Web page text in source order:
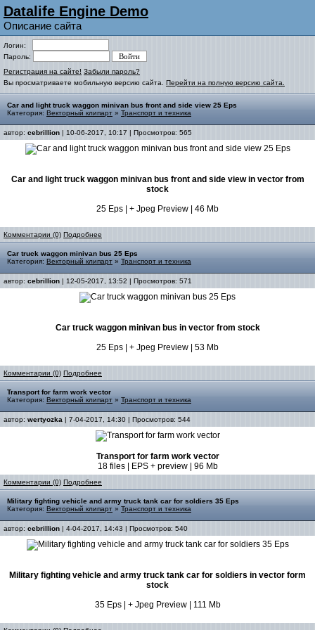
Datalife Engine Demo
Описание сайта
Логин:
Пароль:
Регистрация на сайте! Забыли пароль?
Вы просматриваете мобильную версию сайта. Перейти на полную версию сайта.
Car and light truck waggon minivan bus front and side view 25 Eps
Категория: Векторный клипарт » Транспорт и техника
автор: cebrillion | 10-06-2017, 10:17 | Просмотров: 565
Car and light truck waggon minivan bus front and side view in vector from
stock
25 Eps | + Jpeg Preview | 46 Mb
Комментарии (0) Подробнее
Car truck waggon minivan bus 25 Eps
Категория: Векторный клипарт » Транспорт и техника
автор: cebrillion | 12-05-2017, 13:52 | Просмотров: 571
Car truck waggon minivan bus in vector from stock
25 Eps | + Jpeg Preview | 53 Mb
Комментарии (0) Подробнее
Transport for farm work vector
Категория: Векторный клипарт » Транспорт и техника
автор: wertyozka | 7-04-2017, 14:30 | Просмотров: 544
Transport for farm work vector
18 files | EPS + preview | 96 Mb
Комментарии (0) Подробнее
Military fighting vehicle and army truck tank car for soldiers 35 Eps
Категория: Векторный клипарт » Транспорт и техника
автор: cebrillion | 4-04-2017, 14:43 | Просмотров: 540
Military fighting vehicle and army truck tank car for soldiers in vector form
stock
35 Eps | + Jpeg Preview | 111 Mb